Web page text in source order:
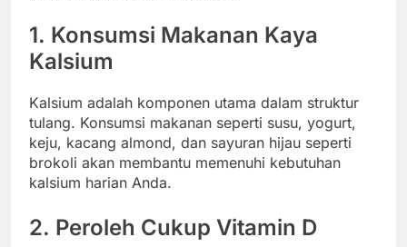
1. Konsumsi Makanan Kaya
Kalsium
Kalsium adalah komponen utama dalam struktur
tulang. Konsumsi makanan seperti susu, yogurt,
keju, kacang almond, dan sayuran hijau seperti
brokoli akan membantu memenuhi kebutuhan
kalsium harian Anda.
2. Peroleh Cukup Vitamin D